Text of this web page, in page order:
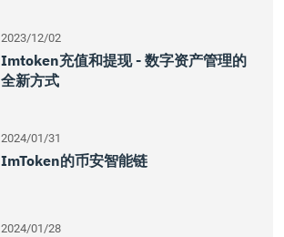
2023/12/02
Imtoken充值和提现 - 数字资产管理的
全新方式
2024/01/31
ImToken的币安智能链
2024/01/28